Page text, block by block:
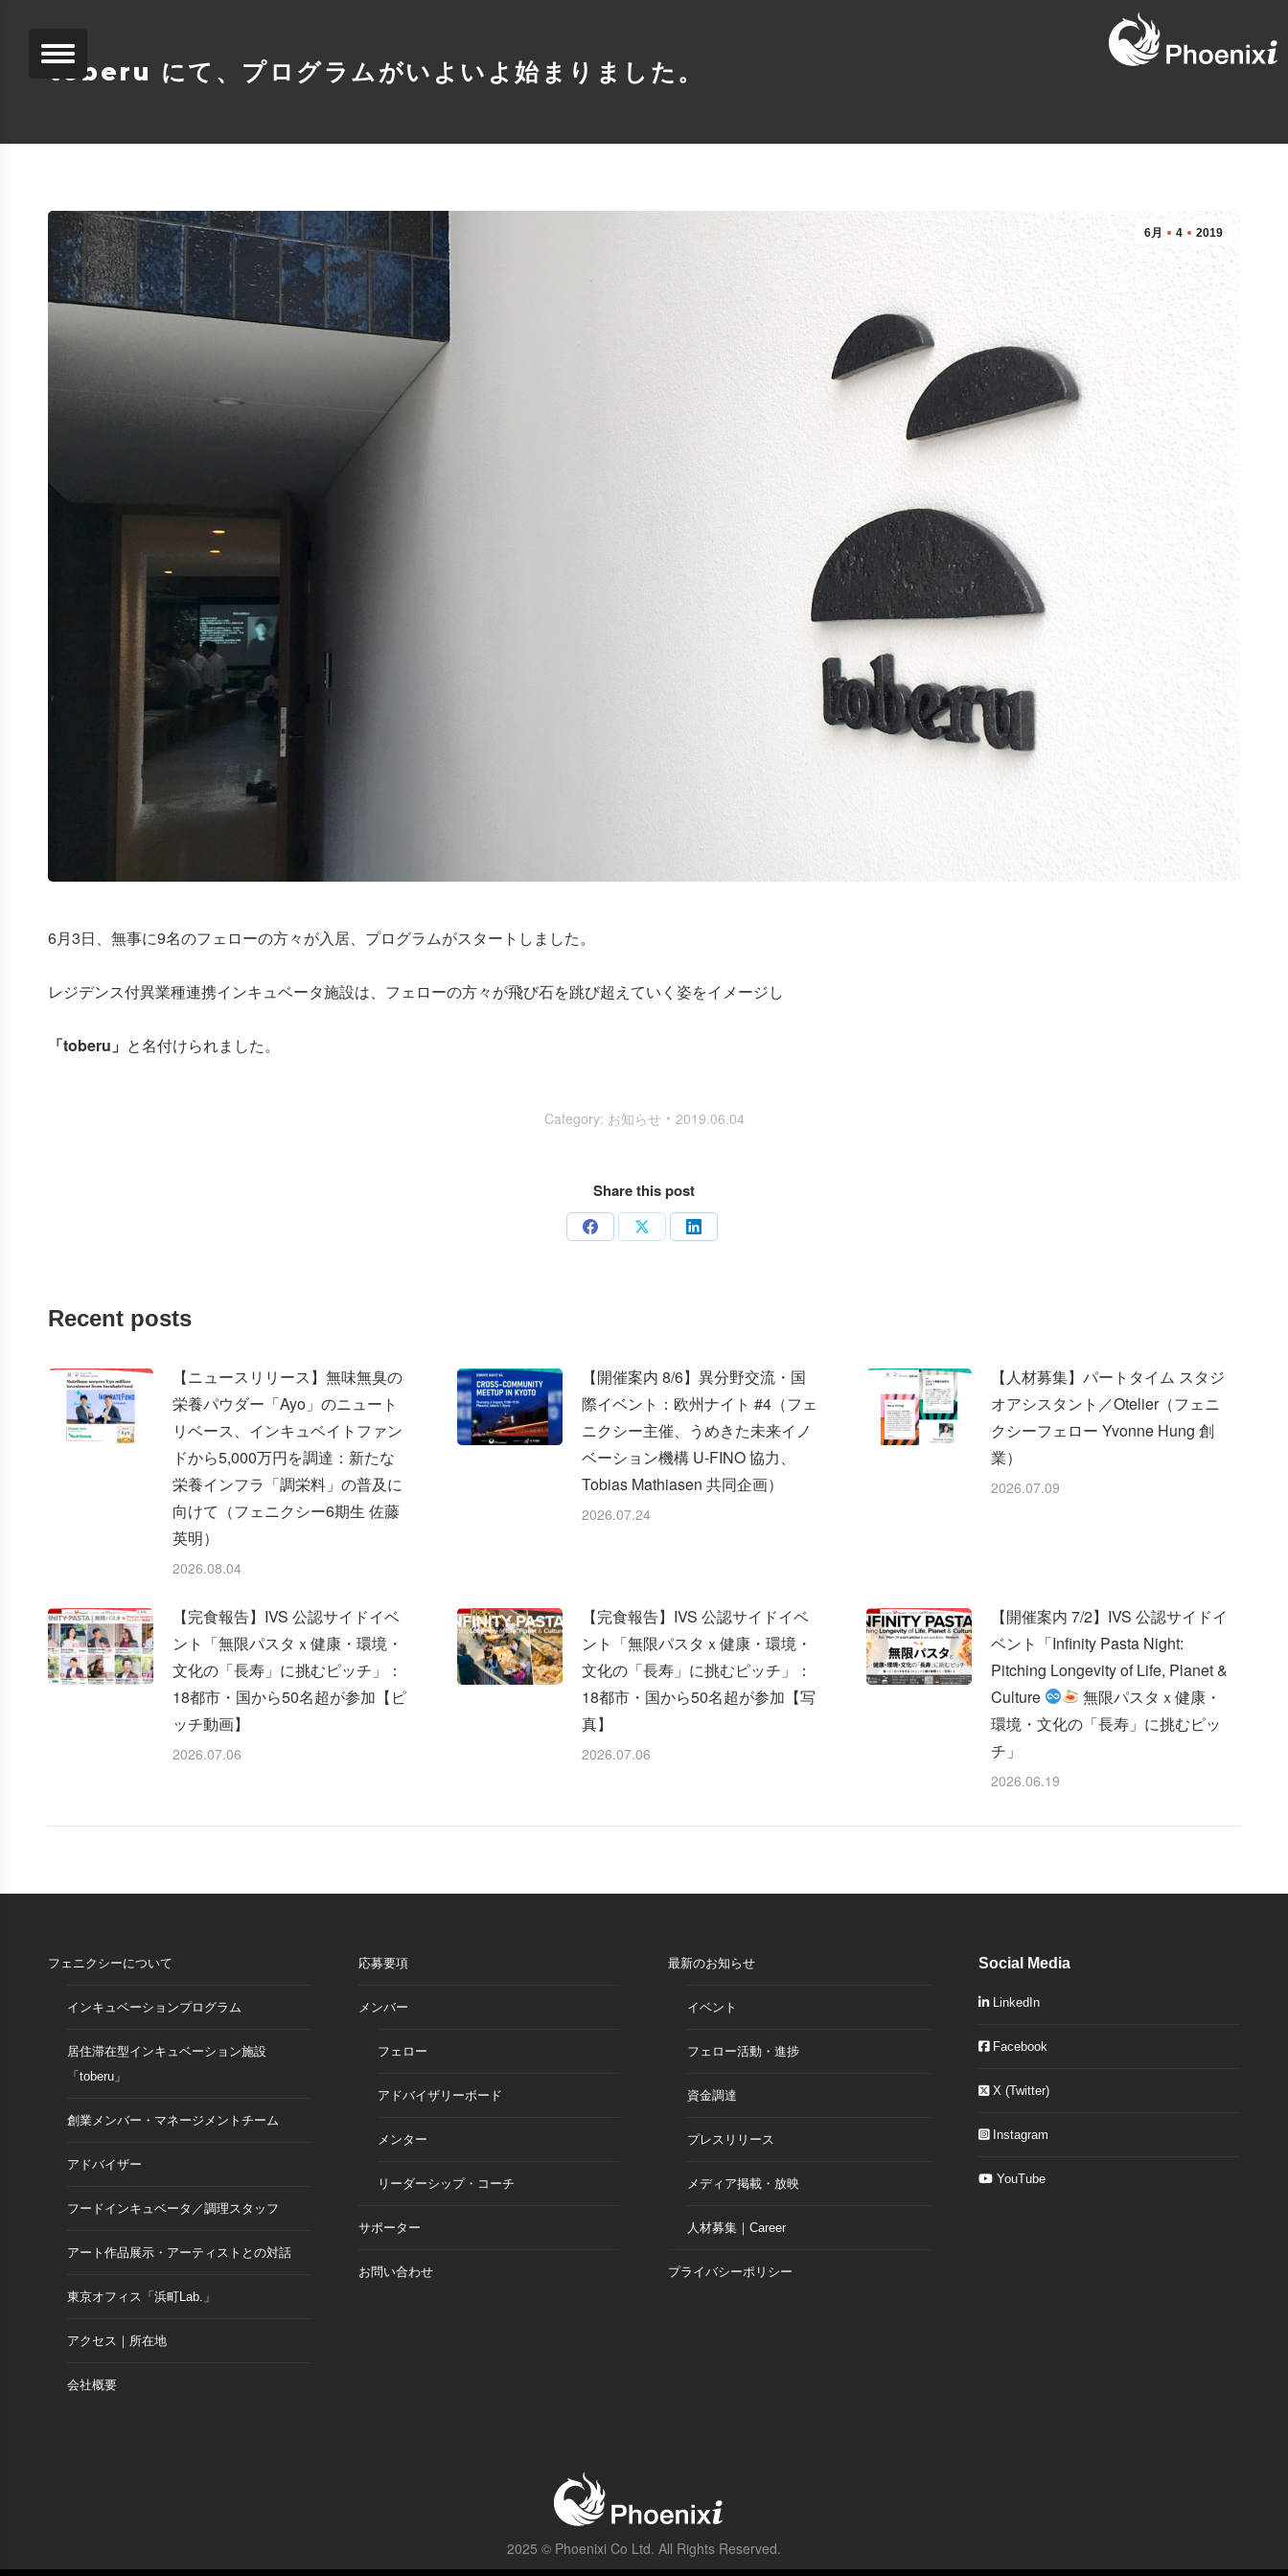
toberu にて、プログラムがいよいよ始まりました。
6月 4 2019
6月3日、無事に9名のフェローの方々が入居、プログラムがスタートしました。
レジデンス付異業種連携インキュベータ施設は、フェローの方々が飛び石を跳び超えていく姿をイメージし
「toberu」 と名付けられました。
Category: お知らせ 2019.06.04
Share this post
Share Share Share
Recent posts
【ニュースリリース】無味無臭の
栄養パウダー「Ayo」のニュート
リベース、インキュベイトファン
ドから5,000万円を調達：新たな
栄養インフラ「調栄料」の普及に
向けて（フェニクシー6期生 佐藤
英明）
2026.08.04
【開催案内 8/6】異分野交流・国
際イベント：欧州ナイト #4（フェ
ニクシー主催、うめきた未来イノ
ベーション機構 U-FINO 協力、
Tobias Mathiasen 共同企画）
2026.07.24
【人材募集】パートタイム スタジ
オアシスタント／Otelier（フェニ
クシーフェロー Yvonne Hung 創
業）
2026.07.09
【完食報告】IVS 公認サイドイベ
ント「無限パスタｘ健康・環境・
文化の「長寿」に挑むピッチ」：
18都市・国から50名超が参加【ピ
ッチ動画】
2026.07.06
【完食報告】IVS 公認サイドイベ
ント「無限パスタｘ健康・環境・
文化の「長寿」に挑むピッチ」：
18都市・国から50名超が参加【写
真】
2026.07.06
【開催案内 7/2】IVS 公認サイドイ
ベント「Infinity Pasta Night:
Pitching Longevity of Life, Planet &
Culture
無限パスタｘ健康・
環境・文化の「長寿」に挑むピッ
チ」
2026.06.19
フェニクシーについて
インキュベーションプログラム
居住滞在型インキュベーション施設
「toberu」
創業メンバー・マネージメントチーム
アドバイザー
フードインキュベータ／調理スタッフ
アート作品展示・アーティストとの対話
東京オフィス「浜町Lab.」
アクセス｜所在地
会社概要
応募要項
メンバー
フェロー
アドバイザリーボード
メンター
リーダーシップ・コーチ
サポーター
お問い合わせ
最新のお知らせ
イベント
フェロー活動・進捗
資金調達
プレスリリース
メディア掲載・放映
人材募集｜Career
プライバシーポリシー
Social Media
LinkedIn
Facebook
X (Twitter)
Instagram
YouTube
2025 © Phoenixi Co Ltd. All Rights Reserved.